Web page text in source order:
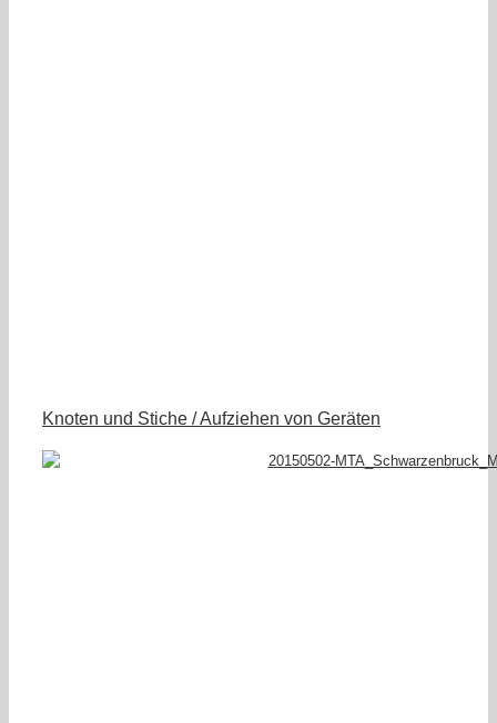
Knoten und Stiche / Aufziehen von Geräten